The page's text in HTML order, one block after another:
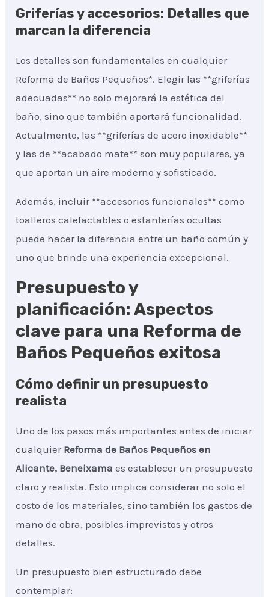
Griferías y accesorios: Detalles que
marcan la diferencia
Los detalles son fundamentales en cualquier
Reforma de Baños Pequeños*. Elegir las **griferías
adecuadas** no solo mejorará la estética del
baño, sino que también aportará funcionalidad.
Actualmente, las **griferías de acero inoxidable**
y las de **acabado mate** son muy populares, ya
que aportan un aire moderno y sofisticado.
Además, incluir **accesorios funcionales** como
toalleros calefactables o estanterías ocultas
puede hacer la diferencia entre un baño común y
uno que brinde una experiencia excepcional.
Presupuesto y
planificación: Aspectos
clave para una Reforma de
Baños Pequeños exitosa
Cómo definir un presupuesto
realista
Uno de los pasos más importantes antes de iniciar
cualquier Reforma de Baños Pequeños en
Alicante, Beneixamaes establecer un presupuesto
claro y realista. Esto implica considerar no solo el
costo de los materiales, sino también los gastos de
mano de obra, posibles imprevistos y otros
detalles.
Un presupuesto bien estructurado debe
contemplar: